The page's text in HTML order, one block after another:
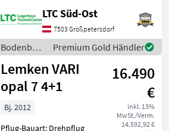
Seriennummer/Fahrgestellnummer:
Schnittbreitenverstellung:
Ja; Körper: Ganzstahlkörpe
LTC Süd-Ost
7503 Großpetersdorf
Bodenbearbeitung
/ Lemken
Premium Gold Händler
Lemken VARI
opal 7 4+1
16.490
€
inkl. 13%
MwSt./Verm.
14.592,92 €
Bj. 2012
Pflug-Bauart: Drehpflug